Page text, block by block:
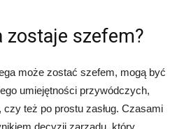
zostaje szefem?
może zostać szefem, mogą być
umiejętności przywódczych,
też po prostu zasług. Czasami